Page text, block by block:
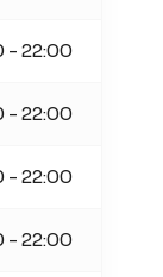
- 22:00
- 22:00
- 22:00
- 22:00